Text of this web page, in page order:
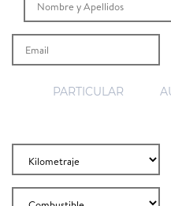
PARTICULAR